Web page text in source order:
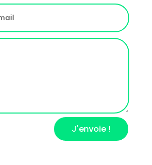
J'envoie !